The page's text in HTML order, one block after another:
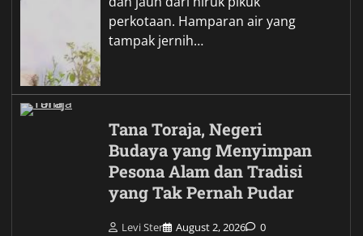
perkotaan. Hamparan air yang
tampak jernih…
Tana Toraja, Negeri
Budaya yang Menyimpan
Pesona Alam dan Tradisi
yang Tak Pernah Pudar
Levi Ster August 2, 2026 0